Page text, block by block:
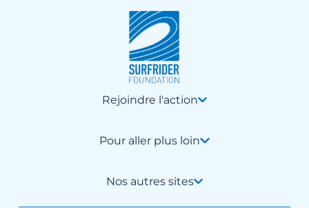
Rejoindre l'action
Pour aller plus loin
Nos autres sites